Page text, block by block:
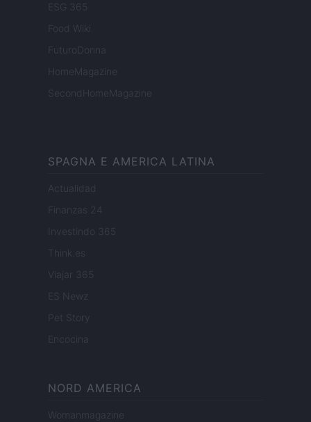
ESG 365
Food Wiki
FuturoDonna
HomeMagazine
SecondHomeMagazine
SPAGNA E AMERICA LATINA
Actualidad
Finanzas 24
Investindo 365
Think.es
Viajar 365
ES Newz
Pet Story
Encocina
NORD AMERICA
Womanmagazine